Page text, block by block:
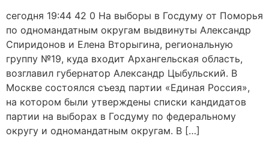
сегодня 19:44 42 0 На выборы в Госдуму от Поморья
по одномандатным округам выдвинуты Александр
Спиридонов и Елена Вторыгина, региональную
группу №19, куда входит Архангельская область,
возглавил губернатор Александр Цыбульский. В
Москве состоялся съезд партии «Единая Россия»,
на котором были утверждены списки кандидатов
партии на выборах в Госдуму по федеральному
округу и одномандатным округам. В […]